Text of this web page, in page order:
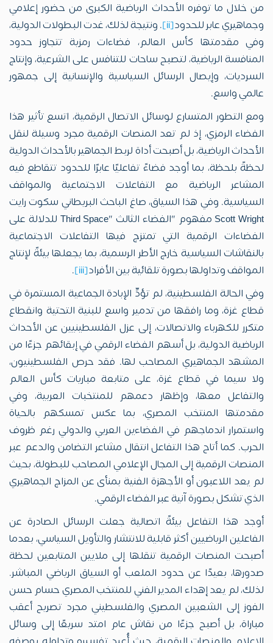
من خلال ما توفره الأحداث الرياضية الكبرى من حضور إعلامي
وجماهيري عابر للحدود[ii]
. ونتيجة لذلك، غدت البطولات الدولية،
وفي مقدمتها كأس العالم، فضاءات رمزية تتجاوز حدود
المنافسة الرياضية، لتصبح ساحات للتنافس على الشرعية، وإنتاج
السرديات، وإيصال الرسائل السياسية والإنسانية إلى جمهور
عالمي واسع.
ومع التطور المتسارع لوسائل الاتصال الرقمية، اتسع تأثير هذا
الفضاء الرمزي، إذ لم تعد المنصات الرقمية مجرد وسيلة لنقل
الأحداث الرياضية، بل أصبحت أداة لربط الجماهير بالأحداث الدولية
لحظةً بلحظة، بما أوجد فضاءً تفاعليًا عابرًا للحدود تتقاطع فيه
المشاعر الرياضية مع التفاعلات الاجتماعية والمواقف
السياسية. وفي هذا السياق، صاغ الباحث البريطاني سكوت رايت
Scott Wright مفهوم "الفضاء الثالث "Third Space للدلالة على
الفضاءات الرقمية التي تمتزج فيها التفاعلات الاجتماعية
بالنقاشات السياسية خارج الأطر الرسمية، بما يجعلها بيئةً لإنتاج
المواقف وتداولها بصورة تلقائية بين الأفراد[iii]
.
وفي الحالة الفلسطينية، لم تؤدِّ الإبادة الجماعية المستمرة في
قطاع غزة، وما رافقها من تدمير واسع للبنية التحتية وانقطاع
متكرر للكهرباء والاتصالات، إلى عزل الفلسطينيين عن الأحداث
الرياضية الدولية، بل أسهم الفضاء الرقمي في إبقائهم جزءًا من
المشهد الجماهيري المصاحب لها. فقد حرص الفلسطينيون،
ولا سيما في قطاع غزة، على متابعة مباريات كأس العالم
والتفاعل معها، وإظهار دعمهم للمنتخبات العربية، وفي
مقدمتها المنتخب المصري، بما عكس تمسكهم بالحياة
واستمرار اندماجهم في الفضاءين العربي والدولي رغم ظروف
الحرب. كما أتاح هذا التفاعل انتقال مشاعر التضامن والدعم عبر
المنصات الرقمية إلى المجال الإعلامي المصاحب للبطولة، بحيث
لم يعد اللاعبون أو الأجهزة الفنية بمنأى عن المزاج الجماهيري
الذي تشكل بصورة آنية عبر الفضاء الرقمي.
أوجد هذا التفاعل بيئةً اتصالية جعلت الرسائل الصادرة عن
الفاعلين الرياضيين أكثر قابلية للانتشار والتأويل السياسي، بعدما
أصبحت المنصات الرقمية تنقلها إلى ملايين المتابعين لحظة
صدورها، بعيدًا عن حدود الملعب أو السياق الرياضي المباشر.
لذلك، لم يعد إهداء المدير الفني للمنتخب المصري حسام حسن
الفوز إلى الشعبين المصري والفلسطيني مجرد تصريح أعقب
مباراة، بل أصبح جزءًا من نقاش عام امتد سريعًا إلى وسائل